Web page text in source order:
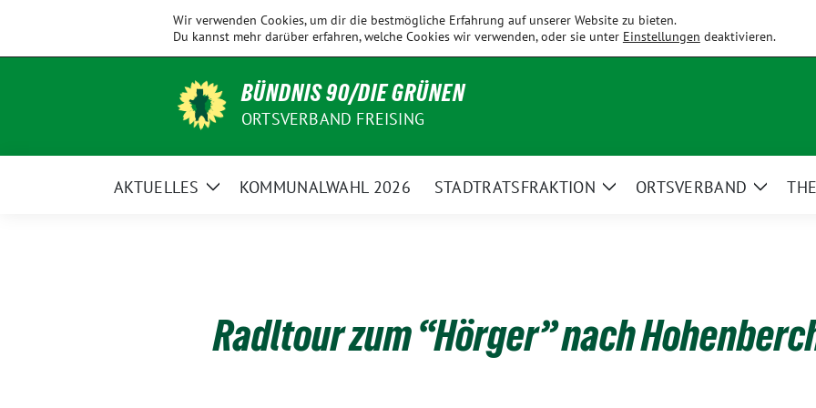
Inhalt
Allershausen Ampertal Eching Fahrenzhausen Hallbergmoos Holledau
BÜNDNIS 90/DIE GRÜNEN
ORTSVERBAND FREISING
AKTUELLES
ZeigeKOMMUNALWAHL 2026 STADTRATSFRAKTION
ZeigeORTSVERBAND
Zeige
Radltour zum “Hörger” nach
Wir verwenden Cookies, um dir die bestmögliche Erfahrung auf unserer Website zu bieten.
Du kannst mehr darüber erfahren, welche Cookies wir verwenden, oder sie unter Einstellungen deaktivieren.